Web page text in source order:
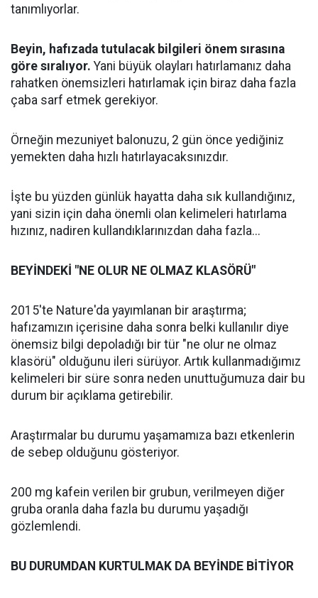
tanımlıyorlar.
Beyin, hafızada tutulacak bilgileri önem sırasına
göre sıralıyor. Yani büyük olayları hatırlamanız daha
rahatken önemsizleri hatırlamak için biraz daha fazla
çaba sarf etmek gerekiyor.
Örneğin mezuniyet balonuzu, 2 gün önce yediğiniz
yemekten daha hızlı hatırlayacaksınızdır.
İşte bu yüzden günlük hayatta daha sık kullandığınız,
yani sizin için daha önemli olan kelimeleri hatırlama
hızınız, nadiren kullandıklarınızdan daha fazla...
BEYİNDEKİ "NE OLUR NE OLMAZ KLASÖRÜ"
2015'te Nature'da yayımlanan bir araştırma;
hafızamızın içerisine daha sonra belki kullanılır diye
önemsiz bilgi depoladığı bir tür "ne olur ne olmaz
klasörü" olduğunu ileri sürüyor. Artık kullanmadığımız
kelimeleri bir süre sonra neden unuttuğumuza dair bu
durum bir açıklama getirebilir.
Araştırmalar bu durumu yaşamamıza bazı etkenlerin
de sebep olduğunu gösteriyor.
200 mg kafein verilen bir grubun, verilmeyen diğer
gruba oranla daha fazla bu durumu yaşadığı
gözlemlendi.
BU DURUMDAN KURTULMAK DA BEYİNDE BİTİYOR